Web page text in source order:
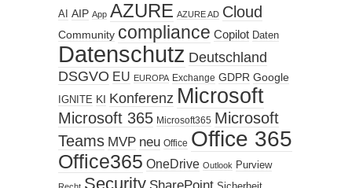
AI AIP App AZURE AZURE AD Cloud
Community compliance Copilot Daten
Datenschutz Deutschland
DSGVO EU EUROPA Exchange GDPR Google
IGNITE KI Konferenz Microsoft
Microsoft 365 Microsoft365 Microsoft
Teams MVP neu Office Office 365
Office365 OneDrive Outlook Purview
Security SharePoint